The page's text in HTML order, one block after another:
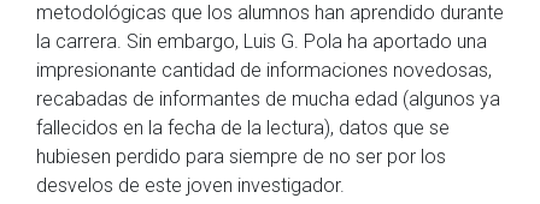
metodológicas que los alumnos han aprendido durante
la carrera. Sin embargo, Luis G. Pola ha aportado una
impresionante cantidad de informaciones novedosas,
recabadas de informantes de mucha edad (algunos ya
fallecidos en la fecha de la lectura), datos que se
hubiesen perdido para siempre de no ser por los
desvelos de este joven investigador.